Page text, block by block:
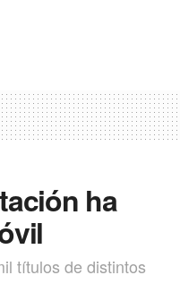
ha
títulos de distintos